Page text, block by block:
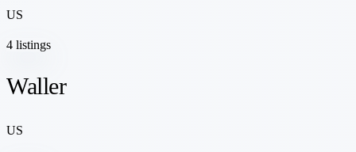
US
4 listings
Waller
US